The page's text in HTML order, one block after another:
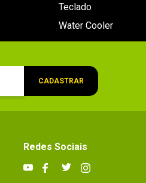
Teclado
Water Cooler
CADASTRAR
Redes Sociais